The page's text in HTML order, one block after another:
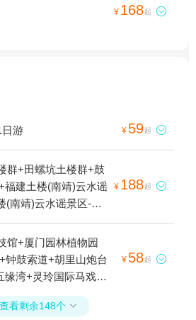
¥ 168起 
日游 ¥ 59起 
群+田螺坑土楼群+鼓
福建土楼(南靖)云水谣
(南靖)云水谣景区-和
古镇+福建土楼王景
土楼·永定景区-侨福
定景区+福建土楼(南
园+世泽楼+漳州古城
云水谣古镇情人桥1
¥ 188起 
馆+厦门园林植物园
钟鼓索道+胡里山炮台
湾+灵玲国际马戏城
老院子景区+厦门本
艺《闽南传奇》秀
¥ 58起 
查看剩余148个 